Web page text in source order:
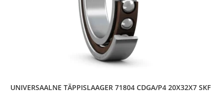
UNIVERSAALNE TÄPPISLAAGER 71804 CDGA/P4 20X32X7 SKF